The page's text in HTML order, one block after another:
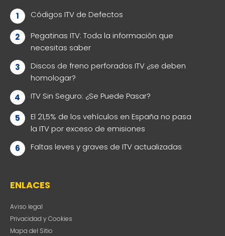
Códigos ITV de Defectos
Pegatinas ITV: Toda la información que
necesitas saber
Discos de freno perforados ITV ¿se deben
homologar?
ITV Sin Seguro: ¿Se Puede Pasar?
El 21,5% de los vehículos en España no pasa
la ITV por exceso de emisiones
Faltas leves y graves de ITV actualizadas
ENLACES
Aviso legal
Privacidad y Cookies
Mapa del Sitio